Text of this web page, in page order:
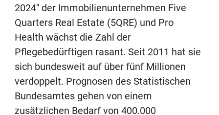
2024" der Immobilienunternehmen Five
Quarters Real Estate (5QRE) und Pro
Health wächst die Zahl der
Pflegebedürftigen rasant. Seit 2011 hat sie
sich bundesweit auf über fünf Millionen
verdoppelt. Prognosen des Statistischen
Bundesamtes gehen von einem
zusätzlichen Bedarf von 400.000